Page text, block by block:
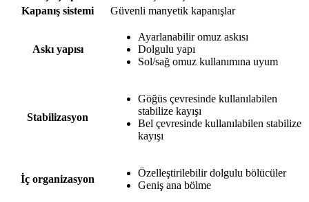
Kapanış sistemi
Güvenli manyetik kapanışlar
Askı yapısı
Ayarlanabilir omuz askısı
Dolgulu yapı
Sol/sağ omuz kullanımına uyum
Stabilizasyon
Göğüs çevresinde kullanılabilen
stabilize kayışı
Bel çevresinde kullanılabilen stabilize
kayışı
İç organizasyon
Özelleştirilebilir dolgulu bölücüler
Geniş ana bölme